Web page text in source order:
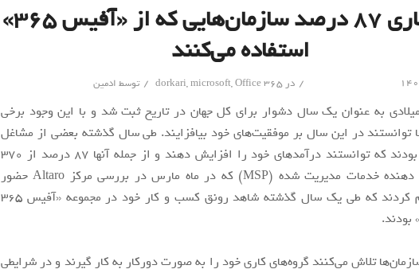
رونق کاری ۸۷ درصد سازمان‌هایی که از «آفیس ۳۶۵»
استفاده می‌کنند
/ در dorkari,microsoft,Office 365
/ توسط ادمین
سال 2020 میلادی به عنوان یک سال دشوار برای کل جهان در تاریخ ثبت شد و با این وجود برخی
توانستند در این سال بر موفقیت‌های خود بیافزایند. طی سال گذشته بعضی از مشاغل
در موقعیتی بودند که توانستند درآمدهای خود را افزایش دهند و از جمله آنها 87 درصد از 370
شرکت ارایه دهنده خدمات مدیریت شده (MSP) که در ماه مارس در بررسی مرکز Altaro حضور
داشتند اعلام کردند که طی یک سال گذشته شاهد رونق کسب و کار خود در مجموعه «آفیس 365
بودند.
تلاش می‌کنند گروه‌های کاری خود را به صورت دورکار به کار گیرند و در شرایطی